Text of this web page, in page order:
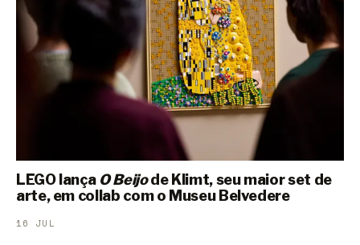
LEGO lança O Beijode Klimt, seu maior set de
arte, em collab com o Museu Belvedere
16 JUL